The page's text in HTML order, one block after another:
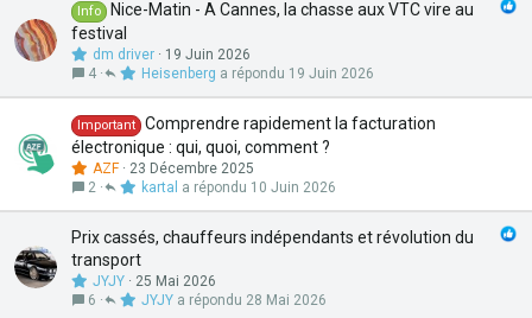
Info
Nice-Matin - A Cannes, la chasse aux VTC vire au
festival
dm driver
19 Juin 2026
4
19 Juin 2026
Heisenberg
Important
Comprendre rapidement la facturation
électronique : qui, quoi, comment ?
AZF
23 Décembre 2025
2
10 Juin 2026
kartal
Prix cassés, chauffeurs indépendants et révolution du
transport
JYJY
25 Mai 2026
6
28 Mai 2026
JYJY